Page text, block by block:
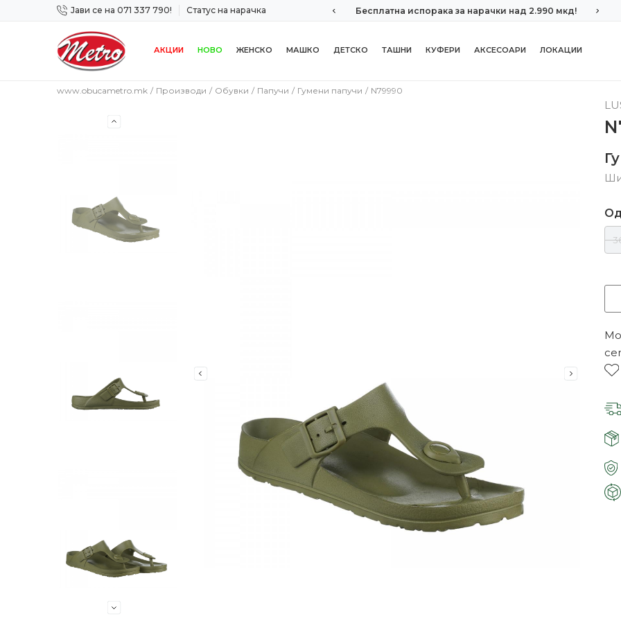
Јави се на 071 337 790! Статус на нарачка
Сигурно плаќање со платежна картичка! Бесплатна испорака за нарачки над 2.990 мкд!
АКЦИИ НОВО ЖЕНСКО МАШКО ДЕТСКО ТАШНИ КУФЕРИ АКСЕСОАРИ ЛОКАЦИИ
www.obucametro.mk Производи Обувки Папучи Гумени папучи N79990